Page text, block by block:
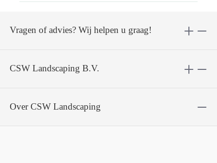
CSW Landscaping B.V.
Vragen of advies? Wij helpen u graag!
Over CSW Landscaping